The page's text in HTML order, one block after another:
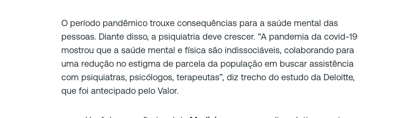
O período pandêmico trouxe consequências para a saúde mental das
pessoas. Diante disso, a psiquiatria deve crescer. “A pandemia da covid-19
mostrou que a saúde mental e física são indissociáveis, colaborando para
uma redução no estigma de parcela da população em buscar assistência
com psiquiatras, psicólogos, terapeutas”, diz trecho do estudo da Deloitte,
que foi antecipado pelo Valor.